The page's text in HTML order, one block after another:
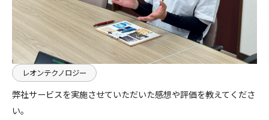
レオンテクノロジー
弊社サービスを実施させていただいた感想や評価を教えてくださ
い。